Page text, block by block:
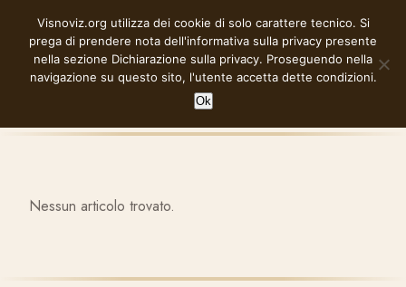
contenuto
VISNOVIZ.ORG
Nessun articolo trovato.
Visnoviz.org utilizza dei cookie di solo carattere tecnico. Si
prega di prendere nota dell'informativa sulla privacy presente
nella sezione Dichiarazione sulla privacy. Proseguendo nella
navigazione su questo sito, l'utente accetta dette condizioni.
Ok